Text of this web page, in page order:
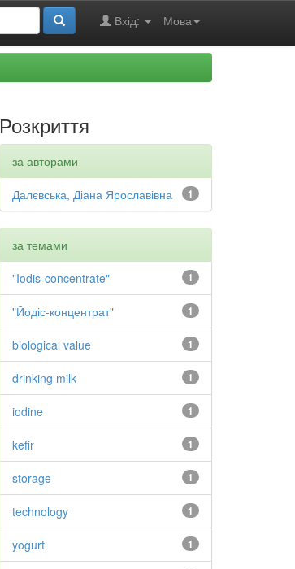
Мова
Вхід:
Розкриття
за авторами
1
Далєвська, Діана Ярославівна
за темами
1
"Iodis-concentrate"
1
"Йодіс-концентрат"
1
biological value
1
drinking milk
1
iodine
1
kefir
1
storage
1
technology
1
yogurt